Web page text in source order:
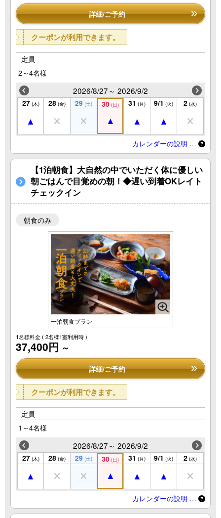
詳細/ご予約
クーポンが利用できます。
定員
2～4名様
2026/8/27～ 2026/9/2
27 (木) 28 (金) 29 (土) 30 (日) 31 (月) 9/1 (火) 2 (水)
カレンダーの説明 …
【1泊朝食】大自然の中でいただく体に優しい
朝ごはんで目覚めの朝！◆遅い到着OKレイト
チェックイン
朝食のみ
一泊朝食プラン
1名様料金( 2名様1室利用時 )
37,400円 ～
詳細/ご予約
クーポンが利用できます。
定員
1～4名様
2026/8/27～ 2026/9/2
27 (木) 28 (金) 29 (土) 30 (日) 31 (月) 9/1 (火) 2 (水)
カレンダーの説明 …